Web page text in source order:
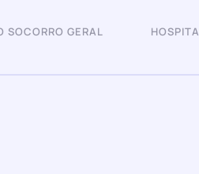
SOCORRO GERAL